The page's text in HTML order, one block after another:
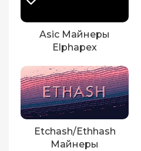
Asic Майнеры
Elphapex
Etchash/Ethhash
Майнеры